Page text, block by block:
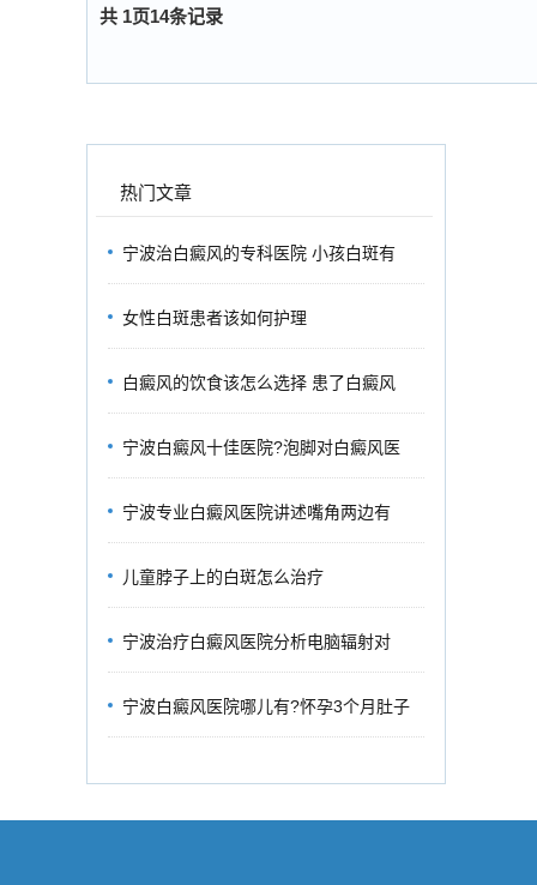
共 1页14条记录
热门文章
宁波治白癜风的专科医院 小孩白斑有
女性白斑患者该如何护理
白癜风的饮食该怎么选择 患了白癜风
宁波白癜风十佳医院?泡脚对白癜风医
宁波专业白癜风医院讲述嘴角两边有
儿童脖子上的白斑怎么治疗
宁波治疗白癜风医院分析电脑辐射对
宁波白癜风医院哪儿有?怀孕3个月肚子